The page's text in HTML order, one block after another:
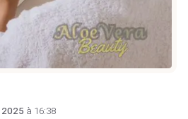
2025 à 16:38